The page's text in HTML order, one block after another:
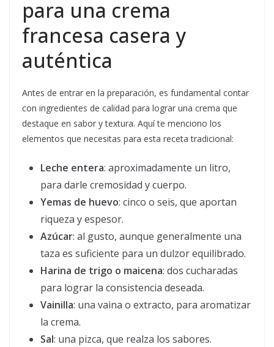
para una crema
francesa casera y
auténtica
Antes de entrar en la preparación, es fundamental contar
con ingredientes de calidad para lograr una crema que
destaque en sabor y textura. Aquí te menciono los
elementos que necesitas para esta receta tradicional:
Leche entera: aproximadamente un litro,
para darle cremosidad y cuerpo.
Yemas de huevo: cinco o seis, que aportan
riqueza y espesor.
Azúcar: al gusto, aunque generalmente una
taza es suficiente para un dulzor equilibrado.
Harina de trigo o maicena: dos cucharadas
para lograr la consistencia deseada.
Vainilla: una vaina o extracto, para aromatizar
la crema.
Sal: una pizca, que realza los sabores.